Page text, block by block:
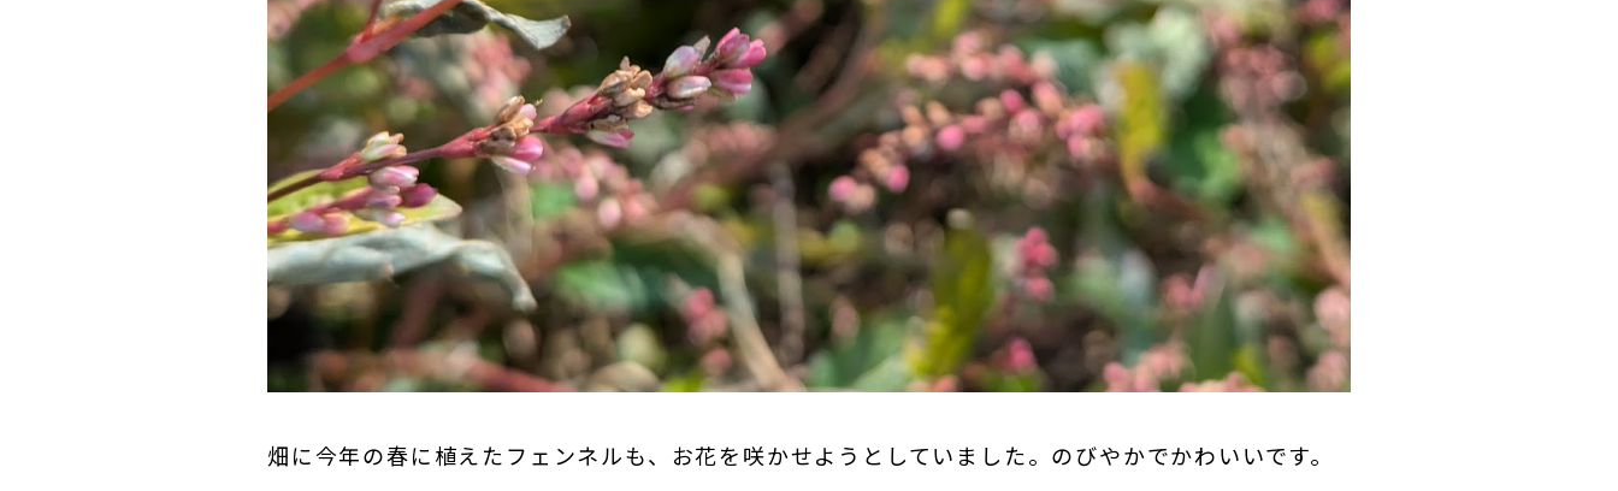
畑に今年の春に植えたフェンネルも、お花を咲かせようとしていました。のびやかでかわいいです。